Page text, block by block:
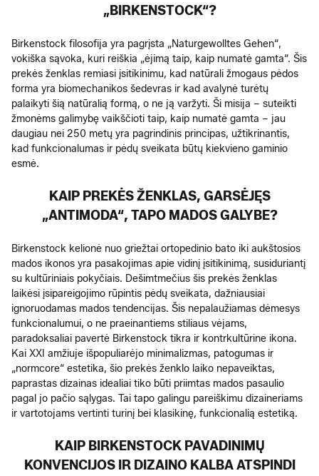
„BIRKENSTOCK“?
Birkenstock filosofija yra pagrįsta „Naturgewolltes Gehen“,
vokiška sąvoka, kuri reiškia „ėjimą taip, kaip numatė gamta“. Šis
prekės ženklas remiasi įsitikinimu, kad natūrali žmogaus pėdos
forma yra biomechanikos šedevras ir kad avalynė turėtų
palaikyti šią natūralią formą, o ne ją varžyti. Ši misija – suteikti
žmonėms galimybę vaikščioti taip, kaip numatė gamta – jau
daugiau nei 250 metų yra pagrindinis principas, užtikrinantis,
kad funkcionalumas ir pėdų sveikata būtų kiekvieno gaminio
esmė.
KAIP PREKĖS ŽENKLAS, GARSĖJĘS
„ANTIMODA“, TAPO MADOS GALYBE?
Birkenstock kelionė nuo griežtai ortopedinio bato iki aukštosios
mados ikonos yra pasakojimas apie vidinį įsitikinimą, susiduriantį
su kultūriniais pokyčiais. Dešimtmečius šis prekės ženklas
laikėsi įsipareigojimo rūpintis pėdų sveikata, dažniausiai
ignoruodamas mados tendencijas. Šis nepalaužiamas dėmesys
funkcionalumui, o ne praeinantiems stiliaus vėjams,
paradoksaliai pavertė Birkenstock tikra ir kontrkultūrine ikona.
Kai XXI amžiuje išpopuliarėjo minimalizmas, patogumas ir
„normcore“ estetika, šio prekės ženklo laiko nepaveiktas,
paprastas dizainas idealiai tiko būti priimtas mados pasaulio
pagal jo pačio sąlygas. Tai tapo galingu pareiškimu dizaineriams
ir vartotojams vertinti turinį bei klasikinę, funkcionalią estetiką.
KAIP BIRKENSTOCK PAVADINIMŲ
KONVENCIJOS IR DIZAINO KALBA ATSPINDI